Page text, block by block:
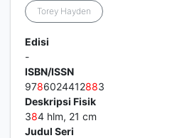
Torey Hayden
Edisi
-
ISBN/ISSN
9786024412883
Deskripsi Fisik
384 hlm, 21 cm
Judul Seri